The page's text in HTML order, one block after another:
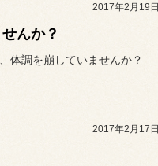
2017年2月19日
んか？
体調を崩していませんか？
2017年2月17日